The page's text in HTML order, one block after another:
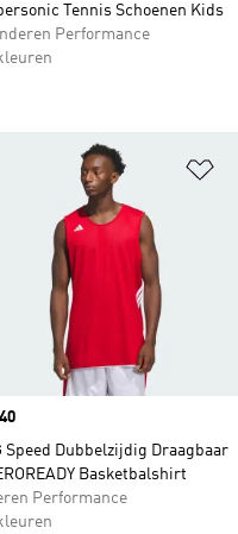
Tennis Schoenen Kids
Performance
zetten
Speed Dubbelzijdig Draagbaar
Basketbalshirt
Performance